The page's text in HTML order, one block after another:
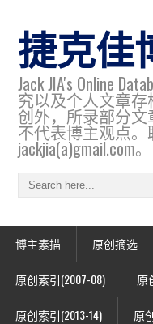
捷克佳
Jack JIA's Online
究以及个人文章
创外，所录部分
不代表博主观点。
jackjia(a)gmail.com。
博主素描 原创摘选
原创索引(2007-08) 原
原创索引(2013-14) 原